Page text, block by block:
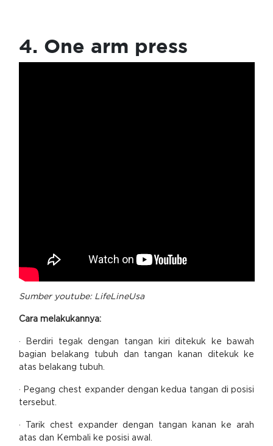
4. One arm press
Sumber youtube: LifeLineUsa
Cara melakukannya:
· Berdiri tegak dengan tangan kiri ditekuk ke bawah
bagian belakang tubuh dan tangan kanan ditekuk ke
atas belakang tubuh.
· Pegang chest expander dengan kedua tangan di posisi
tersebut.
· Tarik chest expander dengan tangan kanan ke arah
atas dan Kembali ke posisi awal.